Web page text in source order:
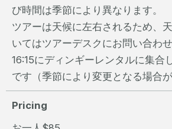
び時間は季節により異なります。
ツアーは天候に左右されるため、
いてはツアーデスクにお問い合わせ
16:15にディンギーレンタルに集合
です（季節により変更となる場合が
Pricing